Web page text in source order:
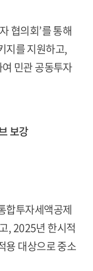
협의회’를 통해
지를 지원하고,
민관 공동투자
보강
합투자세액공제
, 2025년 한시적
용 대상으로 중소